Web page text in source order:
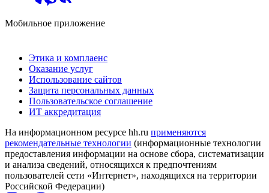
Мобильное приложение
Этика и комплаенс
Оказание услуг
Использование сайтов
Защита персональных данных
Пользовательское соглашение
ИТ аккредитация
На информационном ресурсе hh.ru применяются
рекомендательные технологии (информационные технологии
предоставления информации на основе сбора, систематизации
и анализа сведений, относящихся к предпочтениям
пользователей сети «Интернет», находящихся на территории
Российской Федерации)